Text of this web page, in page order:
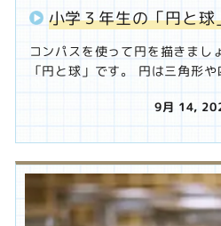
小学３年生の「円と球
コンパスを使って円を描きま
「円と球」です。 円は三角形
投稿日
9月 14,